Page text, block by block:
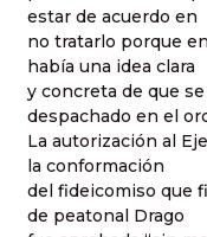
estar de acuerdo en
no tratarlo porque
había una idea clara
y concreta de que
despachado en el
La autorización al
la conformación
del fideicomiso que
de peatonal Drago